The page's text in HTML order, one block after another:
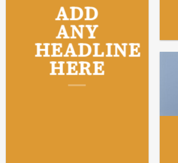
ADD
ANY
HEADLINE
HERE